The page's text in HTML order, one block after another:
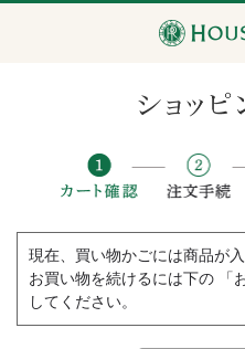
現在、買い物かごには商品が入
お買い物を続けるには下の 「
してください。